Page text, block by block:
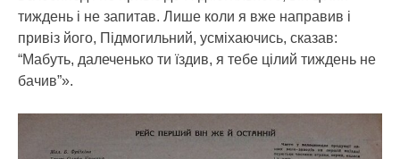
тиждень і не запитав. Лише коли я вже направив і
привіз його, Підмогильний, усміхаючись, сказав:
“Мабуть, далеченько ти їздив, я тебе цілий тиждень не
бачив”».